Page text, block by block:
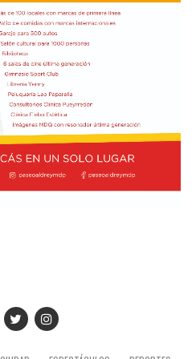
Paula Algote. Se trata de un
y tecnología en el que al
lleva su propia creación
arancelada (incluye
a partir de los 6 años.
8 años deberán asistir
adulta (menores
acompañante $5.000). Las
en la boletería de lunes a
sus familias potencian la
hábito lector. Estas tres